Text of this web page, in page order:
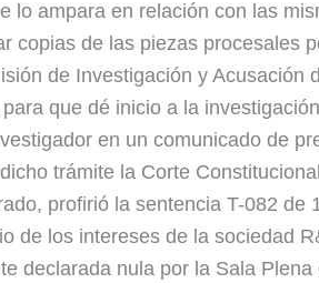
lo ampara en relación con las
copias de las piezas procesales
de Investigación y Acusación
que dé inicio a la
en un comunicado de
trámite la Corte
profirió la sentencia T-082 de
de los intereses de la sociedad
declarada nula por la Sala Plena